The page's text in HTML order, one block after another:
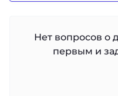
Нет вопросов о
первым и